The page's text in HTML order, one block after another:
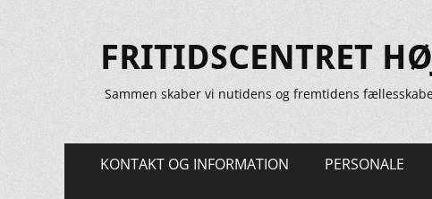
FRITIDSCENTRET
Sammen skaber vi nutidens og fremtidens
Primær
KONTAKT OG INFORMATION PERSONALE